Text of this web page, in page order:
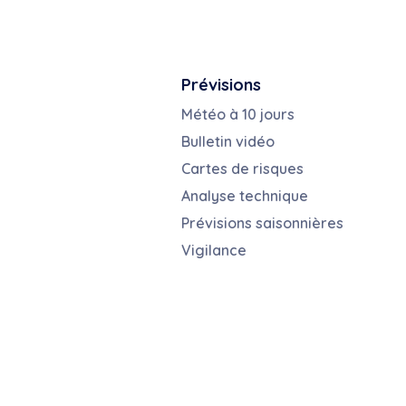
Prévisions
Météo à 10 jours
Bulletin vidéo
Cartes de risques
Analyse technique
Prévisions saisonnières
Vigilance